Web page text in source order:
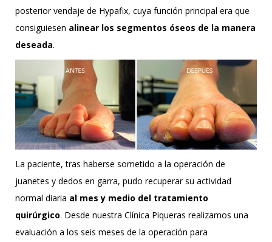
posterior vendaje de Hypafix, cuya función principal era que
consiguiesen alinear los segmentos óseos de la manera
deseada.
La paciente, tras haberse sometido a la operación de
juanetes y dedos en garra, pudo recuperar su actividad
normal diaria al mes y medio del tratamiento
quirúrgico. Desde nuestra Clínica Piqueras realizamos una
evaluación a los seis meses de la operación para